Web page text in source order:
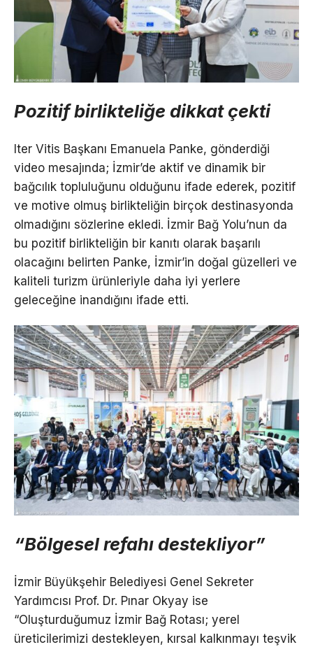
Pozitif birlikteliğe dikkat çekti
Iter Vitis Başkanı Emanuela Panke, gönderdiği
video mesajında; İzmir’de aktif ve dinamik bir
bağcılık topluluğunu olduğunu ifade ederek, pozitif
ve motive olmuş birlikteliğin birçok destinasyonda
olmadığını sözlerine ekledi. İzmir Bağ Yolu’nun da
bu pozitif birlikteliğin bir kanıtı olarak başarılı
olacağını belirten Panke, İzmir’in doğal güzelleri ve
kaliteli turizm ürünleriyle daha iyi yerlere
geleceğine inandığını ifade etti.
“Bölgesel refahı destekliyor”
İzmir Büyükşehir Belediyesi Genel Sekreter
Yardımcısı Prof. Dr. Pınar Okyay ise
“Oluşturduğumuz İzmir Bağ Rotası; yerel
üreticilerimizi destekleyen, kırsal kalkınmayı teşvik